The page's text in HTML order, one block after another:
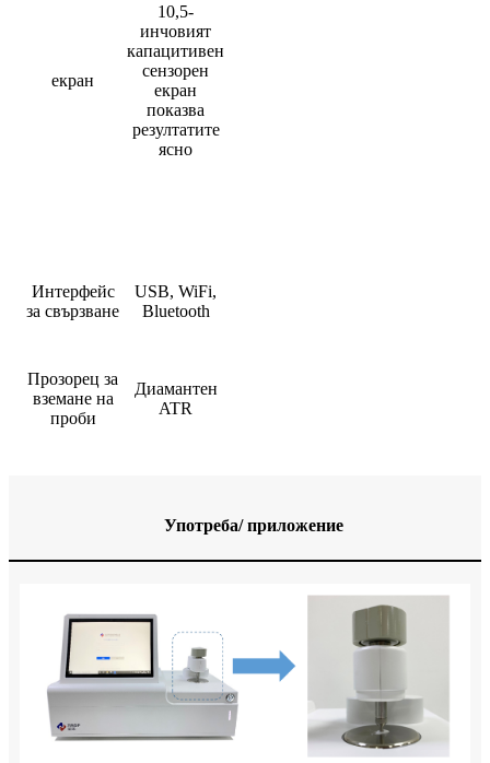
екран
10,5-
инчовият
капацитивен
сензорен
екран
показва
резултатите
ясно
Интерфейс
за свързване
USB, WiFi,
Bluetooth
Прозорец за
вземане на
проби
Диамантен
ATR
Употреба/ приложение